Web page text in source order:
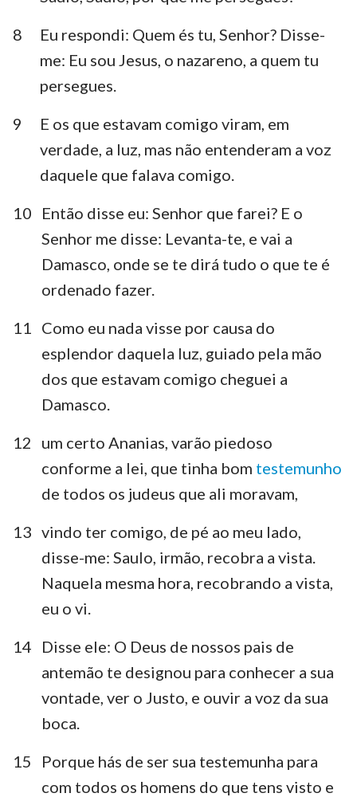
8
Eu respondi: Quem és tu, Senhor? Disse-
me: Eu sou Jesus, o nazareno, a quem tu
persegues.
9
E os que estavam comigo viram, em
verdade, a luz, mas não entenderam a voz
daquele que falava comigo.
10
Então disse eu: Senhor que farei? E o
Senhor me disse: Levanta-te, e vai a
Damasco, onde se te dirá tudo o que te é
ordenado fazer.
11
Como eu nada visse por causa do
esplendor daquela luz, guiado pela mão
dos que estavam comigo cheguei a
Damasco.
12
um certo Ananias, varão piedoso
conforme a lei, que tinha bom testemunho
de todos os judeus que ali moravam,
13 vindo ter comigo, de pé ao meu lado,
disse-me: Saulo, irmão, recobra a vista.
Naquela mesma hora, recobrando a vista,
eu o vi.
14
Disse ele: O Deus de nossos pais de
antemão te designou para conhecer a sua
vontade, ver o Justo, e ouvir a voz da sua
boca.
15
Porque hás de ser sua testemunha para
com todos os homens do que tens visto e